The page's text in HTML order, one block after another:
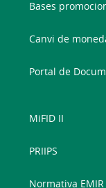
Bases
Canvi de
Portal de
MiFID II
PRIIPS
Normativa EMIR